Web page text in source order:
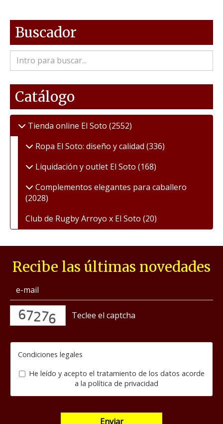
Buscador
Catálogo
Tienda online El Soto (2552)
Ropa El Soto: diseño y calidad (336)
Liquidación y outlet El Soto (168)
Complementos elegantes para caballero
(2028)
Club de Rugby Arroyo x El Soto (20)
Recibe las últimas novedades
Condiciones legales
He leído y acepto el tratamiento de los datos acorde
a la política de privacidad
Enviar